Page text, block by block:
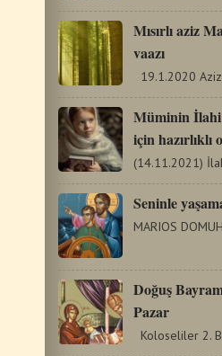
Mısırlı aziz
vaazı
Müminin İlahi
için hazırlıklı
Seninle
Doğuş
Pazar